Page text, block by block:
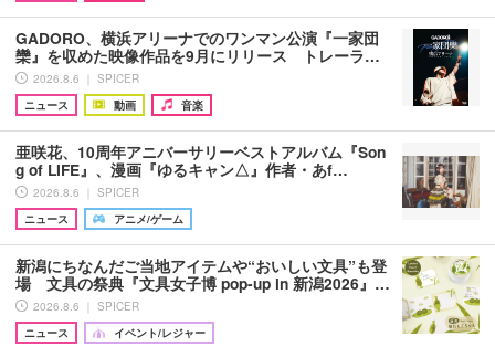
GADORO、横浜アリーナでのワンマン公演『一家団
欒』を収めた映像作品を9月にリリース トレーラ…
2026.8.6 ｜ SPICER
ニュース
動画 音楽
亜咲花、10周年アニバーサリーベストアルバム『Son
g of LIFE』、漫画『ゆるキャン△』作者・あf…
2026.8.6 ｜ SPICER
ニュース
アニメ/ゲーム
新潟にちなんだご当地アイテムや“おいしい文具”も登
場 文具の祭典『文具女子博 pop-up in 新潟2026』…
2026.8.6 ｜ SPICER
ニュース
イベント/レジャー